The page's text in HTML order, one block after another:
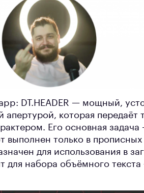
DT.HEADER — мощный,
которая передаёт
Его основная задача
только в
для использования в
для набора объёмного